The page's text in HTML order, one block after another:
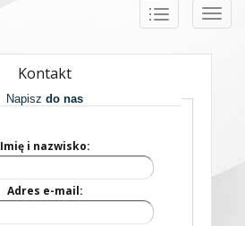
Toggle
Kontakt
Napisz do nas
Imię i nazwisko:
Adres e-mail: